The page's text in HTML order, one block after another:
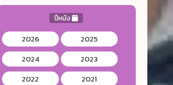
ปีหนัง
2026
2025
2024
2023
2022
2021